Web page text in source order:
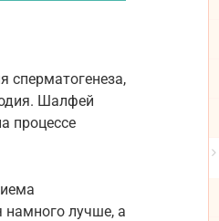
сперматогенеза,
Шалфей
процессе
намного лучше, а